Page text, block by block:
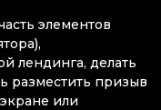
элементов
лендинга, делать
разместить призыв
или